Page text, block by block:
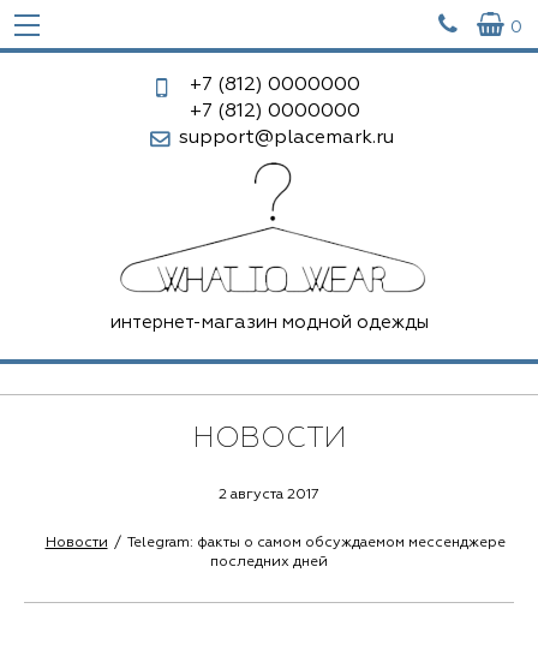
  0
+7 (812) 0000000
+7 (812) 0000000
support@placemark.ru
интернет-магазин модной одежды
НОВОСТИ
2 августа 2017
Новости
Telegram: факты о самом обсуждаемом мессенджере
последних дней